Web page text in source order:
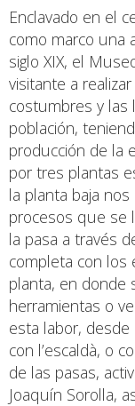
Enclavado en el
como marco una
siglo XIX, el
visitante a
costumbres y las
población,
producción de la
por tres plantas
la planta baja
procesos que se
la pasa a través
completa con los
planta, en donde
herramientas o
esta labor, desde
con l’escaldà, o
de las pasas,
Joaquín Sorolla,